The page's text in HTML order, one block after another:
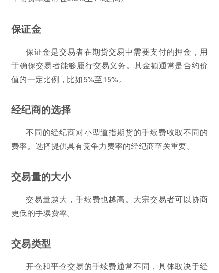
保证金
保证金是交易者在期货交易中需要支付的押金，用
于确保交易者能够履行交易义务。其金额通常是合约价
值的一定比例，比如5%至15%。
经纪商的选择
不同的经纪商对小型道指期货的手续费收取不同的
费率。选择提供具有竞争力费率的经纪商至关重要。
交易量的大小
交易量越大，手续费也越高。大宗交易者可以协商
更低的手续费率。
交易类型
开仓和平仓交易的手续费通常不同，具体取决于经